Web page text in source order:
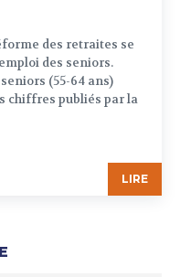
des retraites se
des seniors.
(55-64 ans)
chiffres publiés par la
LIRE